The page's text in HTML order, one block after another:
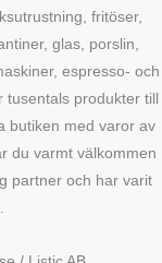
fritöser,
glas, porslin,
espresso- och
produkter till
butiken med varor av
du varmt välkommen
partner och har varit